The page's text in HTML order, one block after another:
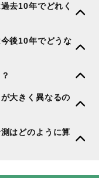
去10年でどれく
後10年でどうな
大きく異なるの
はどのように算